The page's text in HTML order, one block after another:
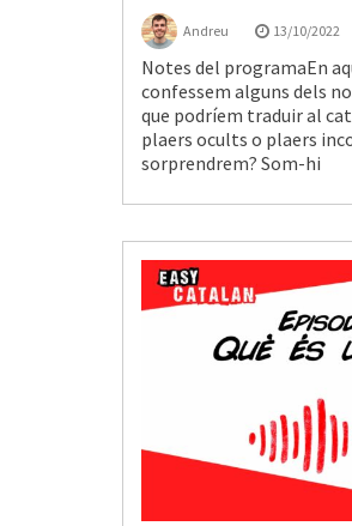
Andreu 13/10/2022
Notes del programaEn
confessem alguns dels
que podríem traduir al
plaers ocults o plaers
sorprendrem? Som-hi